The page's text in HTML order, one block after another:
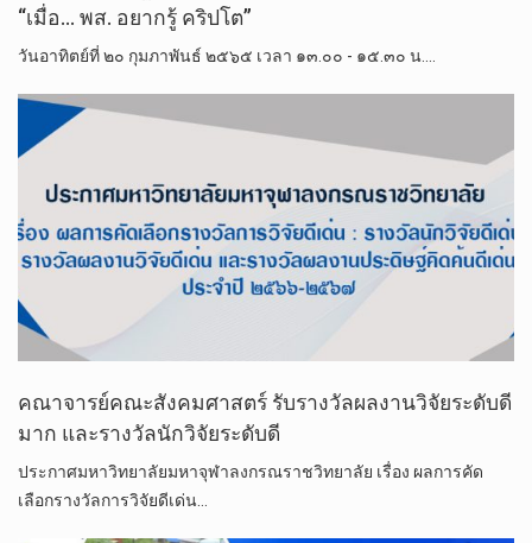
“เมื่อ… พส.​ อยาก​รู้ คริปโต”
วันอาทิตย์​ที่​ ๒๐ กุมภาพันธ์​ ๒๕​๖​๕​ เวลา​ ๑๓.๐๐ -​ ๑๕.๓๐ น.​…
คณาจารย์คณะสังคมศาสตร์ รับรางวัลผลงานวิจัยระดับดี
มาก และรางวัลนักวิจัยระดับดี
ประกาศมหาวิทยาลัยมหาจุฬาลงกรณราชวิทยาลัย เรื่อง ผลการคัด
เลือกรางวัลการวิจัยดีเด่น…